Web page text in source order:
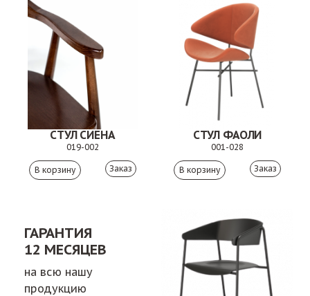
СТУЛ СИЕНА
019-002
Заказ
СТУЛ ФАОЛИ
001-028
Заказ
ГАРАНТИЯ
12 МЕСЯЦЕВ
на всю нашу
продукцию